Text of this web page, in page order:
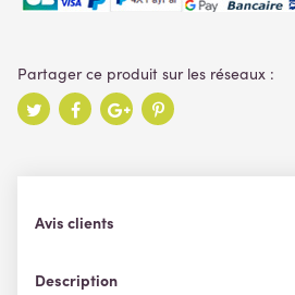
Description
Avis clients